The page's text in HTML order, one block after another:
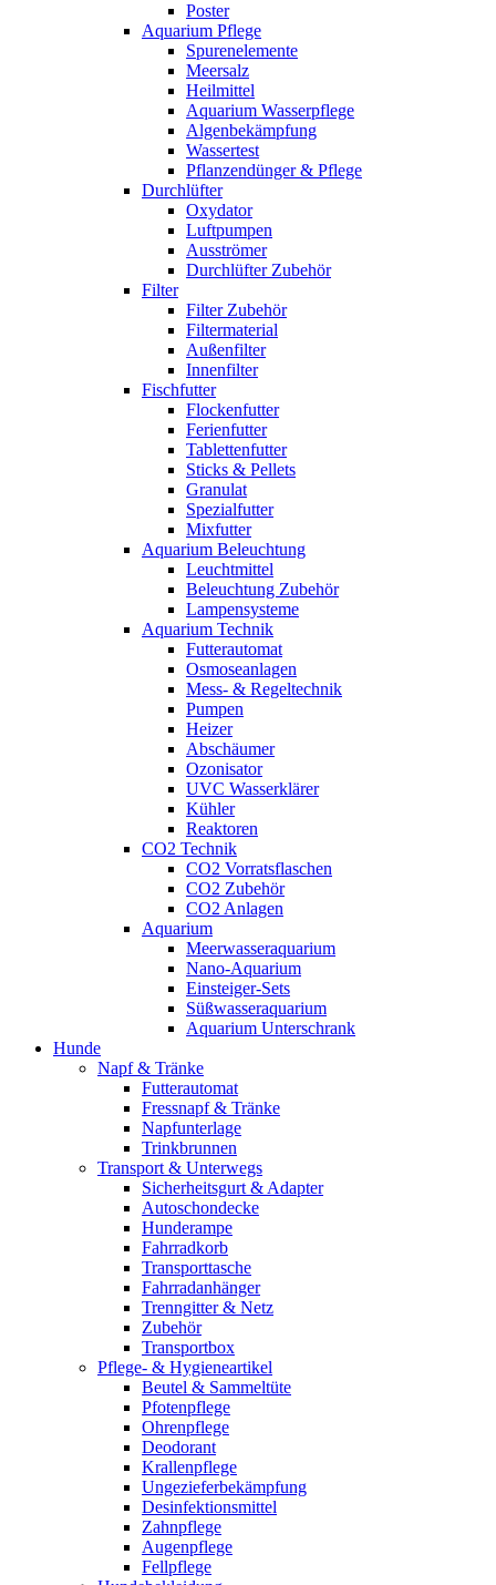
Poster
Aquarium Pflege
Spurenelemente
Meersalz
Heilmittel
Aquarium Wasserpflege
Algenbekämpfung
Wassertest
Pflanzendünger & Pflege
Durchlüfter
Oxydator
Luftpumpen
Ausströmer
Durchlüfter Zubehör
Filter
Filter Zubehör
Filtermaterial
Außenfilter
Innenfilter
Fischfutter
Flockenfutter
Ferienfutter
Tablettenfutter
Sticks & Pellets
Granulat
Spezialfutter
Mixfutter
Aquarium Beleuchtung
Leuchtmittel
Beleuchtung Zubehör
Lampensysteme
Aquarium Technik
Futterautomat
Osmoseanlagen
Mess- & Regeltechnik
Pumpen
Heizer
Abschäumer
Ozonisator
UVC Wasserklärer
Kühler
Reaktoren
CO2 Technik
CO2 Vorratsflaschen
CO2 Zubehör
CO2 Anlagen
Aquarium
Meerwasseraquarium
Nano-Aquarium
Einsteiger-Sets
Süßwasseraquarium
Aquarium Unterschrank
Hunde
Napf & Tränke
Futterautomat
Fressnapf & Tränke
Napfunterlage
Trinkbrunnen
Transport & Unterwegs
Sicherheitsgurt & Adapter
Autoschondecke
Hunderampe
Fahrradkorb
Transporttasche
Fahrradanhänger
Trenngitter & Netz
Zubehör
Transportbox
Pflege- & Hygieneartikel
Beutel & Sammeltüte
Pfotenpflege
Ohrenpflege
Deodorant
Krallenpflege
Ungezieferbekämpfung
Desinfektionsmittel
Zahnpflege
Augenpflege
Fellpflege